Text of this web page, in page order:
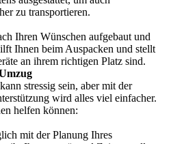
zu transportieren.
Ihren Wünschen aufgebaut und
Ihnen beim Auspacken und stellt
an ihrem richtigen Platz sind.
stressig sein, aber mit der
wird alles viel einfacher.
helfen können:
mit der Planung Ihres